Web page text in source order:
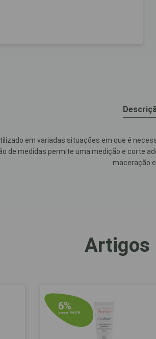
em variadas situações em que é
de medidas permite uma medição e corte
maceração
Artigos
6%
sobre P.V.P.R